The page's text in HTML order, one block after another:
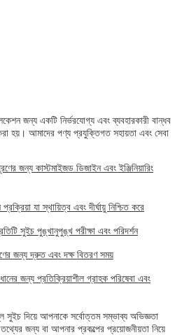
জন্য একটি নির্ভরযোগ্য এবং ব্যবহারকারী বান্ধব
হয়। আমাদের পণ্য প্রযুক্তিগত সহায়তা এবং সেবা
জন্য কাস্টমাইজড ডিজাইন এবং ইঞ্জিনিয়ারিং
যা স্থায়িত্ব এবং দীর্ঘায়ু নিশ্চিত করে
সুইচ পুঙ্খানুপুঙ্খ পরীক্ষা এবং পরিদর্শন
জন্য দ্রুত এবং দক্ষ বিতরণ সময়
জন্য প্রতিক্রিয়াশীল গ্রাহক পরিষেবা এবং
সুইচ দিয়ে আপনাকে সর্বোত্তম সম্ভাব্য অভিজ্ঞতা
জন্য বা আপনার প্রকল্পের প্রয়োজনীয়তা নিয়ে